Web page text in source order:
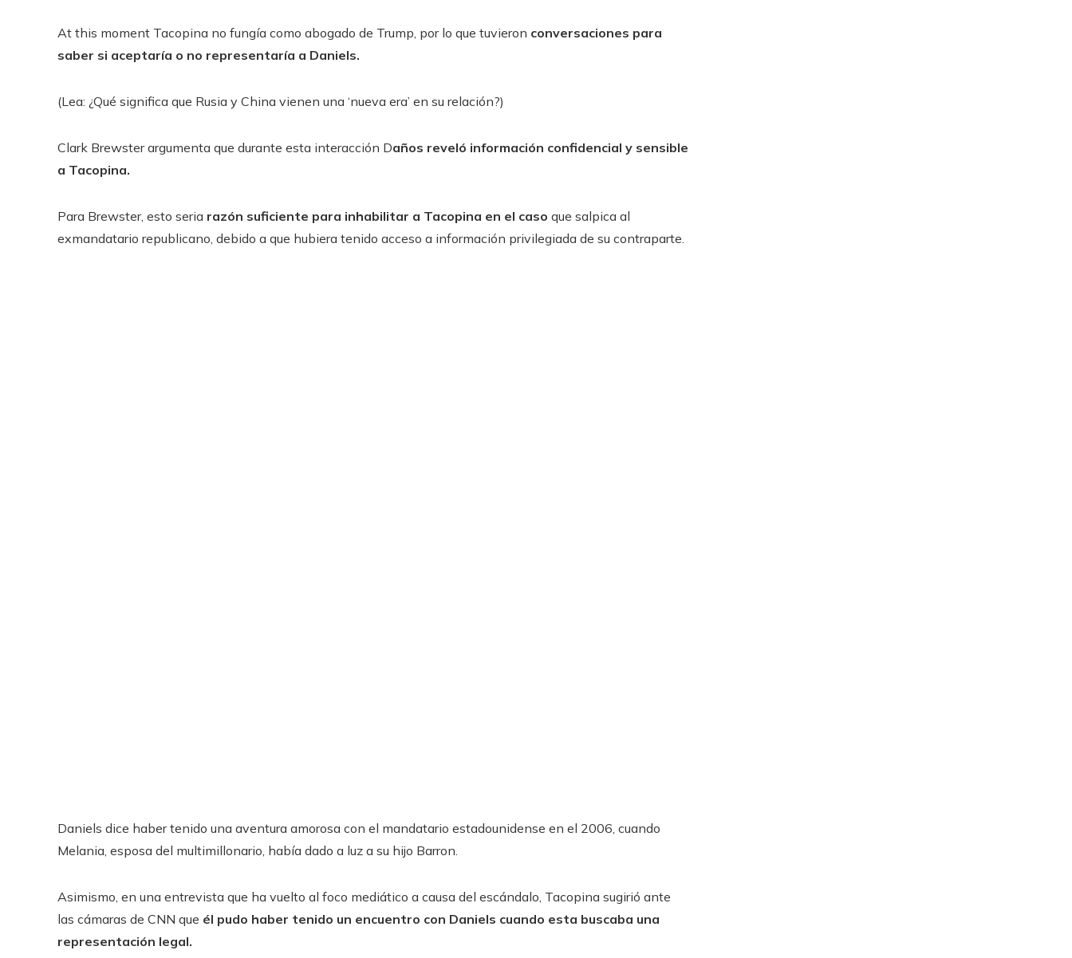
At this moment Tacopina no fungía como abogado de Trump, por lo que tuvieron conversaciones para
saber si aceptaría o no representaría a Daniels.
(Lea: ¿Qué significa que Rusia y China vienen una ‘nueva era’ en su relación?)
Clark Brewster argumenta que durante esta interacción Daños reveló información confidencial y sensible
a Tacopina.
Para Brewster, esto seria razón suficiente para inhabilitar a Tacopina en el caso que salpica al
exmandatario republicano, debido a que hubiera tenido acceso a información privilegiada de su contraparte.
Daniels dice haber tenido una aventura amorosa con el mandatario estadounidense en el 2006, cuando
Melania, esposa del multimillonario, había dado a luz a su hijo Barron.
Asimismo, en una entrevista que ha vuelto al foco mediático a causa del escándalo, Tacopina sugirió ante
las cámaras de CNN que él pudo haber tenido un encuentro con Daniels cuando esta buscaba una
representación legal.